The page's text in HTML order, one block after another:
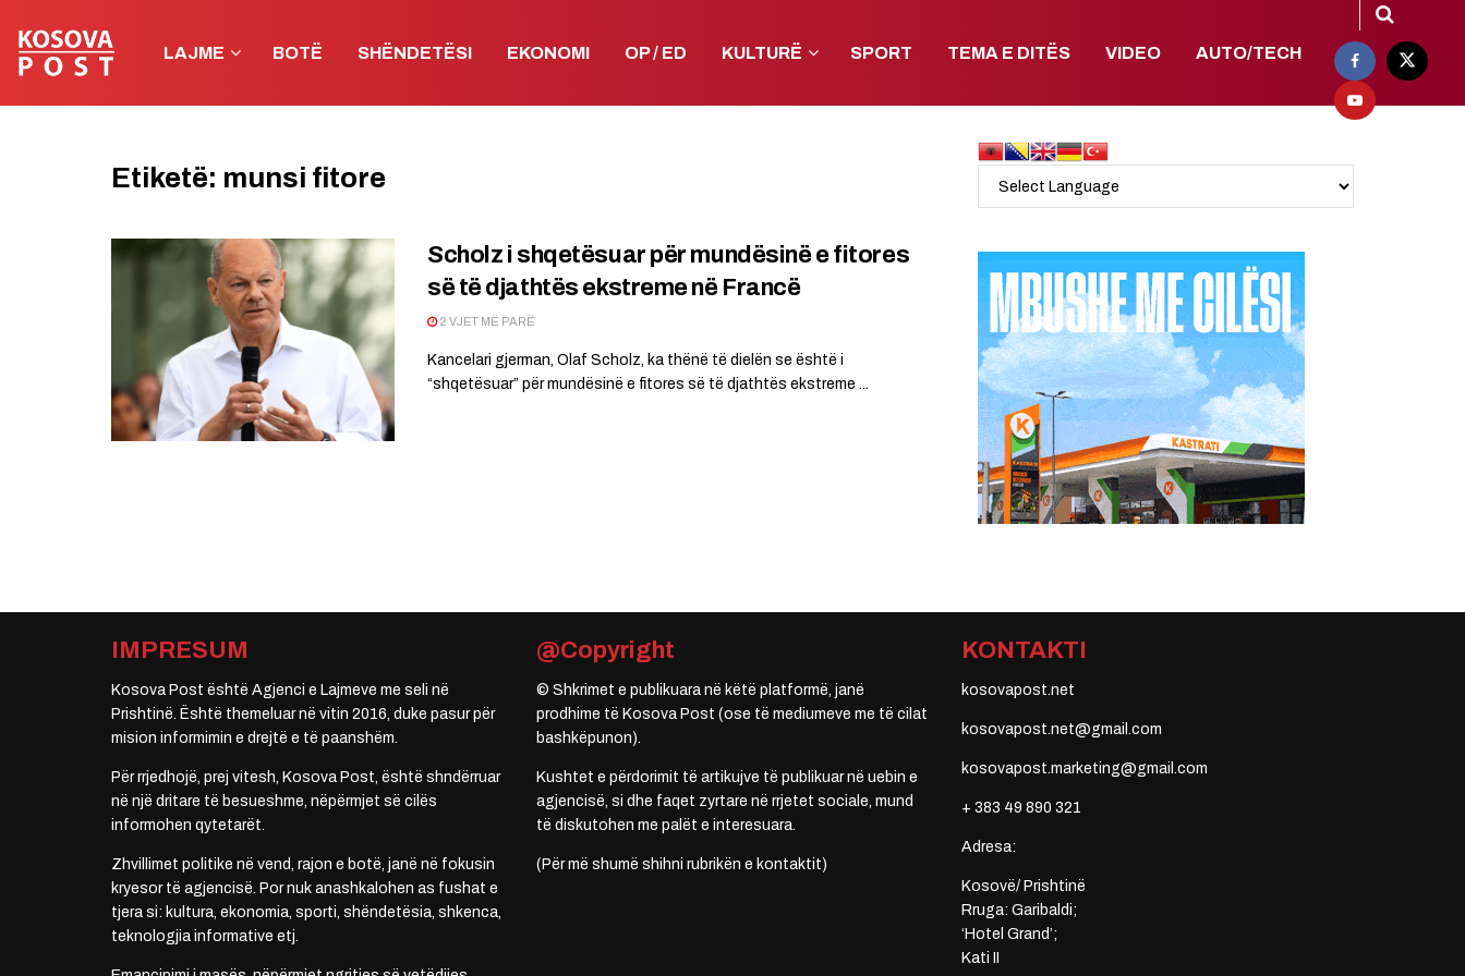
LAJME BOTË SHËNDETËSI EKONOMI OP / ED KULTURË SPORT TEMA E DITËS VIDEO AUTO/TECH
Etiketë: munsi fitore
Scholz i shqetësuar për mundësinë e fitores
së të djathtës ekstreme në Francë
2 VJET MË PARË
Kancelari gjerman, Olaf Scholz, ka thënë të dielën se është i
“shqetësuar” për mundësinë e fitores së të djathtës ekstreme ...
IMPRESUM
Kosova Post është Agjenci e Lajmeve me seli në
Prishtinë. Është themeluar në vitin 2016, duke pasur për
mision informimin e drejtë e të paanshëm.
Për rrjedhojë, prej vitesh, Kosova Post, është shndërruar
në një dritare të besueshme, nëpërmjet së cilës
informohen qytetarët.
Zhvillimet politike në vend, rajon e botë, janë në fokusin
kryesor të agjencisë. Por nuk anashkalohen as fushat e
tjera si: kultura, ekonomia, sporti, shëndetësia, shkenca,
teknologjia informative etj.
@Copyright
© Shkrimet e publikuara në këtë platformë, janë
prodhime të Kosova Post (ose të mediumeve me të cilat
bashkëpunon).
Kushtet e përdorimit të artikujve të publikuar në uebin e
agjencisë, si dhe faqet zyrtare në rrjetet sociale, mund
të diskutohen me palët e interesuara.
(Për më shumë shihni rubrikën e kontaktit)
KONTAKTI
kosovapost.net
kosovapost.net@gmail.com
kosovapost.marketing@gmail.com
+ 383 49 890 321
Adresa:
Kosovë/ Prishtinë
Rruga: Garibaldi;
‘Hotel Grand’;
Kati II